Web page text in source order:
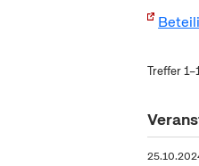
Treffer